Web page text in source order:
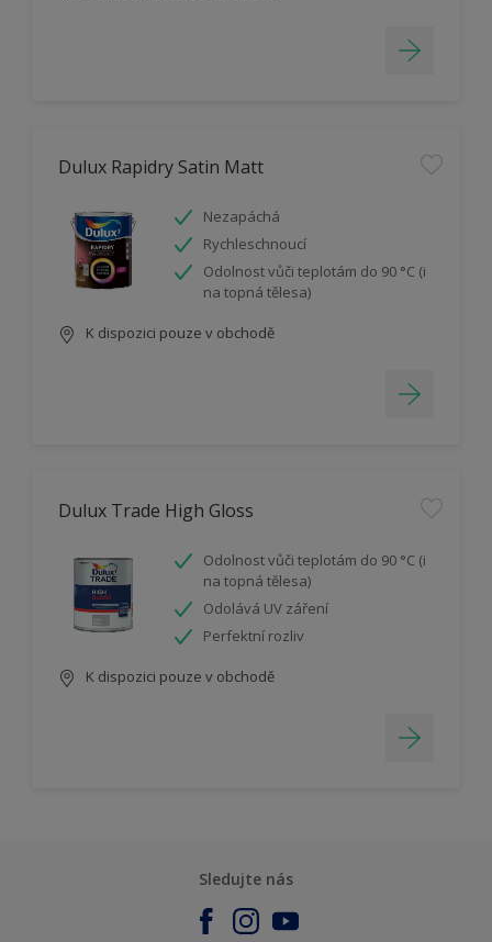
Dulux Rapidry Satin Matt
Nezapáchá
Rychleschnoucí
Odolnost vůči teplotám do 90 °C (i
na topná tělesa)
K dispozici pouze v obchodě
Dulux Trade High Gloss
Odolnost vůči teplotám do 90 °C (i
na topná tělesa)
Odolává UV záření
Perfektní rozliv
K dispozici pouze v obchodě
Sledujte nás